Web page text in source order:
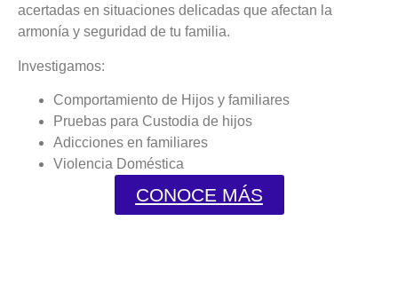
acertadas en situaciones delicadas que afectan la
armonía y seguridad de tu familia.
Investigamos:
Comportamiento de Hijos y familiares
Pruebas para Custodia de hijos
Adicciones en familiares
Violencia Doméstica
CONOCE MÁS